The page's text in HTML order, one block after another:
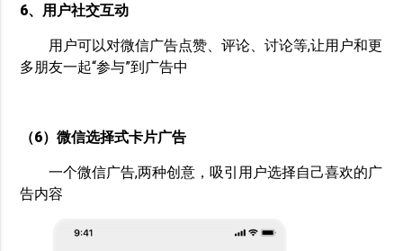
6、用户社交互动
用户可以对微信广告点赞、评论、讨论等,让用户和更
多朋友一起“参与”到广告中
（6）微信选择式卡片广告
一个微信广告,两种创意，吸引用户选择自己喜欢的广
告内容